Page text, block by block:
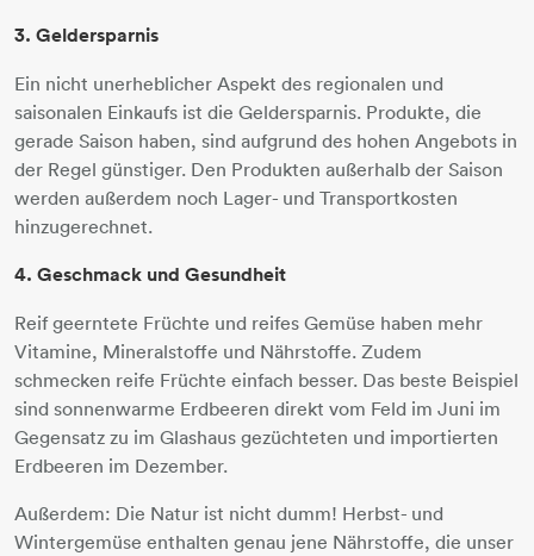
3. Geldersparnis
Ein nicht unerheblicher Aspekt des regionalen und
saisonalen Einkaufs ist die Geldersparnis. Produkte, die
gerade Saison haben, sind aufgrund des hohen Angebots in
der Regel günstiger. Den Produkten außerhalb der Saison
werden außerdem noch Lager- und Transportkosten
hinzugerechnet.
4. Geschmack und Gesundheit
Reif geerntete Früchte und reifes Gemüse haben mehr
Vitamine, Mineralstoffe und Nährstoffe. Zudem
schmecken reife Früchte einfach besser. Das beste Beispiel
sind sonnenwarme Erdbeeren direkt vom Feld im Juni im
Gegensatz zu im Glashaus gezüchteten und importierten
Erdbeeren im Dezember.
Außerdem: Die Natur ist nicht dumm! Herbst- und
Wintergemüse enthalten genau jene Nährstoffe, die unser